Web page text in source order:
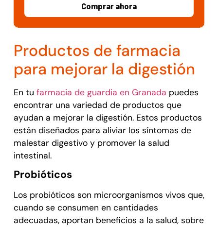
Comprar ahora
Productos de farmacia
para mejorar la digestión
En tu farmacia de guardia en Granada puedes
encontrar una variedad de productos que
ayudan a mejorar la digestión. Estos productos
están diseñados para aliviar los síntomas de
malestar digestivo y promover la salud
intestinal.
Probióticos
Los probióticos son microorganismos vivos que,
cuando se consumen en cantidades
adecuadas, aportan beneficios a la salud, sobre